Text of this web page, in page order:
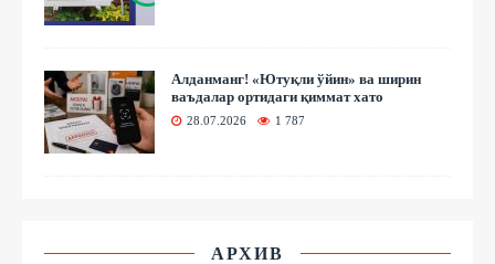
Алданманг! «Ютуқли ўйин» ва ширин
ваъдалар ортидаги қиммат хато
28.07.2026 1 787
АРХИВ